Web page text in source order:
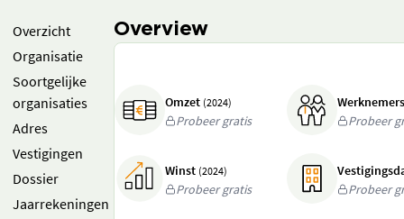
Overzicht
Organisatie
Soortgelijke
organisaties
Adres
Vestigingen
Dossier
Jaarrekeningen
Overview
Omzet (2024)
Probeer gratis
Probeer
Winst (2024)
Probeer gratis
Probeer